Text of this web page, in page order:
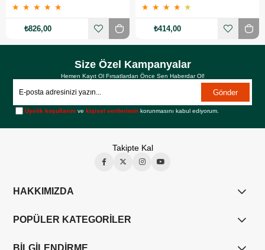
★ ★ ★ ★ ★
₺826,00
★ ★ ★ ★ ★
₺414,00
Size Özel Kampanyalar
Hemen Kayıt Ol Fırsatlardan Önce Sen Haberdar Ol!
Gönder
Üyelik koşullarını vekişisel verilerimin korunmasını kabul ediyorum.
Takipte Kal
HAKKIMIZDA
POPÜLER KATEGORİLER
BİLGİLENDİRME